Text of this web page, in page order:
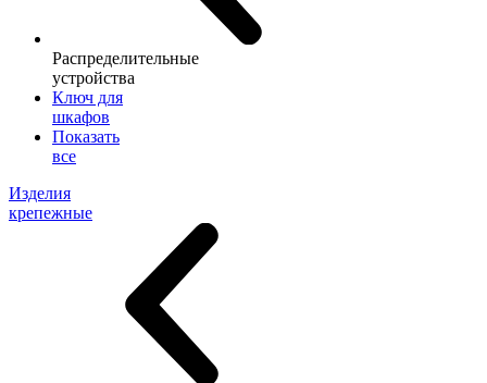
Распределительные
устройства
Ключ для
шкафов
Показать
все
Изделия
крепежные